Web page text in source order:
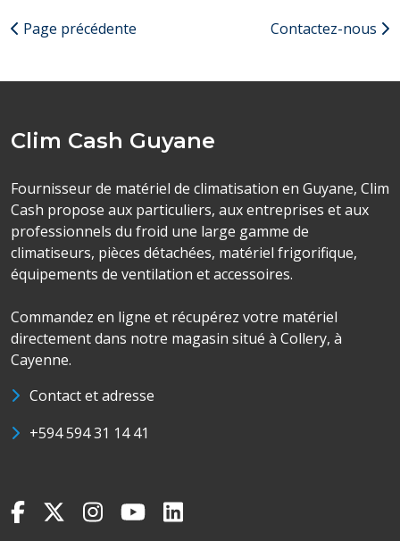
Page précédente Contactez-nous
Clim Cash Guyane
Fournisseur de matériel de climatisation en Guyane, Clim
Cash propose aux particuliers, aux entreprises et aux
professionnels du froid une large gamme de
climatiseurs, pièces détachées, matériel frigorifique,
équipements de ventilation et accessoires.
Commandez en ligne et récupérez votre matériel
directement dans notre magasin situé à Collery, à
Cayenne.
Contact et adresse
+594 594 31 14 41